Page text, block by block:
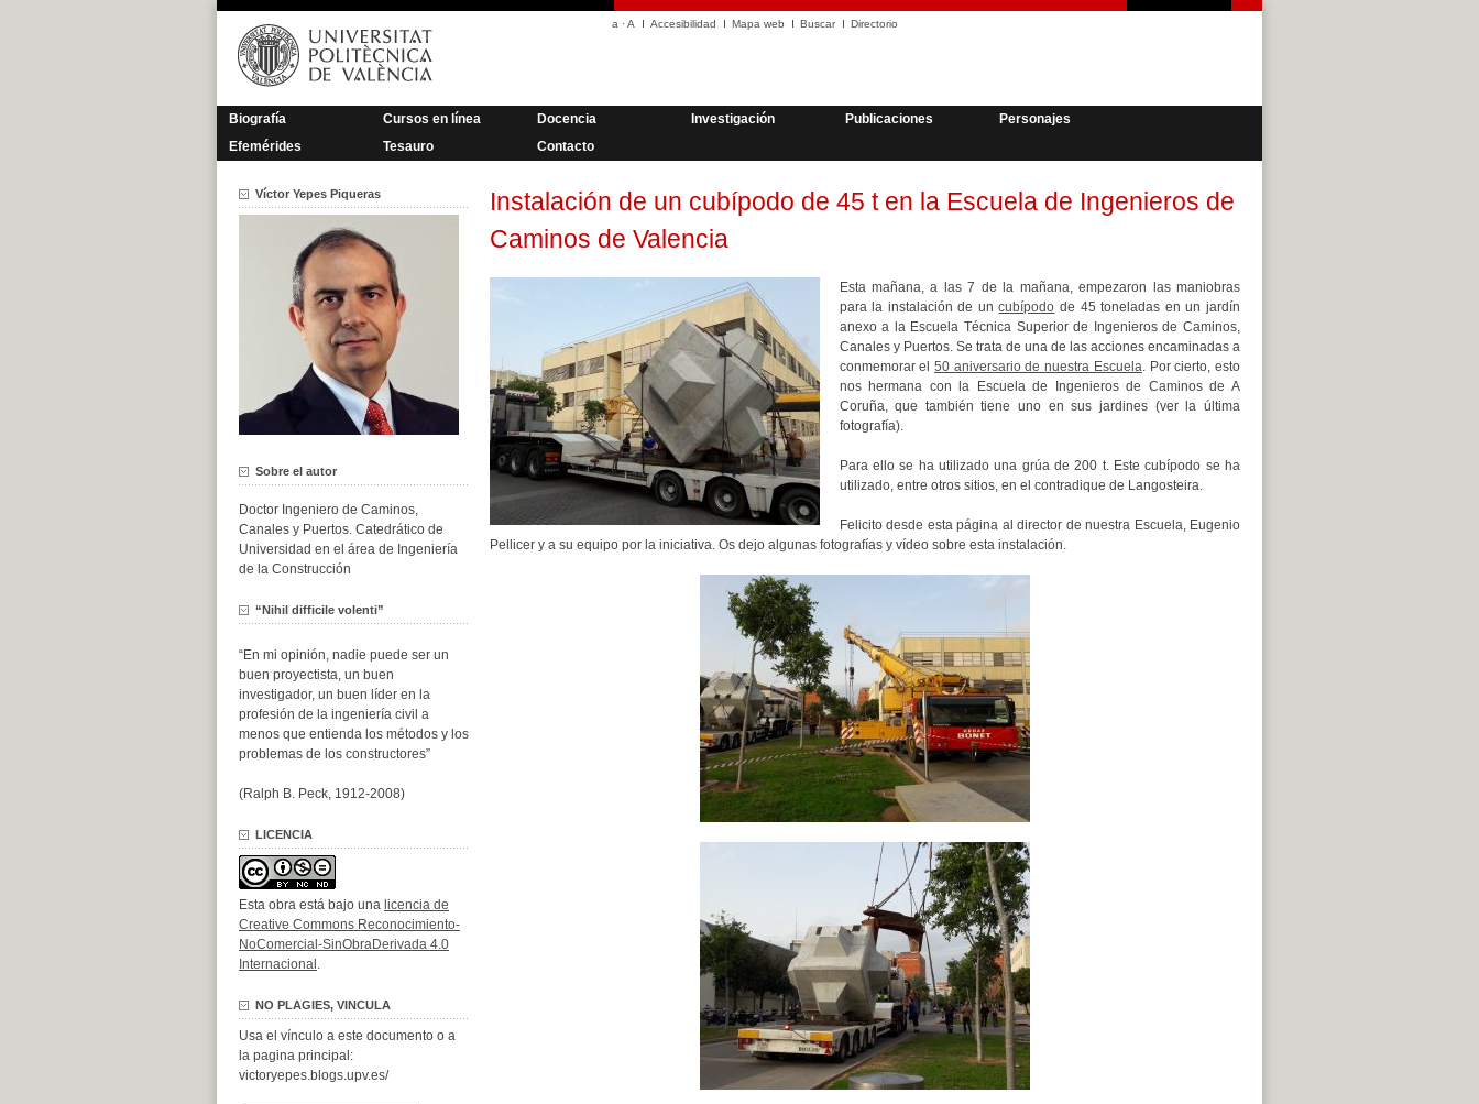
Saltar
contenido
a ·A Accesibilidad Mapa web Buscar Directorio
Biografía Cursos en línea Docencia Investigación Publicaciones
Personajes
Efemérides
Tesauro Contacto
Instalación de un cubípodo de 45 t en la Escuela de Ingenieros de
Caminos de Valencia
Esta mañana, a las 7 de la mañana, empezaron las maniobras
para la instalación de uncubípodo de 45 toneladas en un jardín
anexo a la Escuela Técnica Superior de Ingenieros de Caminos,
Canales y Puertos. Se trata de una de las acciones encaminadas a
conmemorar el 50 aniversario de nuestra Escuela. Por cierto, esto
nos hermana con la Escuela de Ingenieros de Caminos de A
Coruña, que también tiene uno en sus jardines (ver la última
fotografía).
Para ello se ha utilizado una grúa de 200 t. Este cubípodo se ha
utilizado, entre otros sitios, en el contradique de Langosteira.
Felicito desde esta página al director de nuestra Escuela, Eugenio
Pellicer y a su equipo por la iniciativa. Os dejo algunas fotografías y vídeo sobre esta instalación.
Víctor Yepes Piqueras
Sobre el autor
Doctor Ingeniero de Caminos,
Canales y Puertos. Catedrático de
Universidad en el área de Ingeniería
de la Construcción
“Nihil difficile volenti”
“En mi opinión, nadie puede ser un
buen proyectista, un buen
investigador, un buen líder en la
profesión de la ingeniería civil a
menos que entienda los métodos y los
problemas de los constructores”
(Ralph B. Peck, 1912-2008)
LICENCIA
Esta obra está bajo una licencia de
Creative Commons Reconocimiento-
NoComercial-SinObraDerivada 4.0
Internacional .
NO PLAGIES, VINCULA
Usa el vínculo a este documento o a
la pagina principal:
victoryepes.blogs.upv.es/